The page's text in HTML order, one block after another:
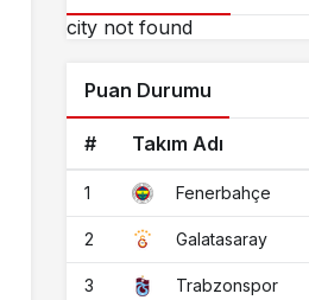
city not found
Puan Durumu
# Takım Adı
1 Fenerbahçe
2 Galatasaray
3 Trabzonspor